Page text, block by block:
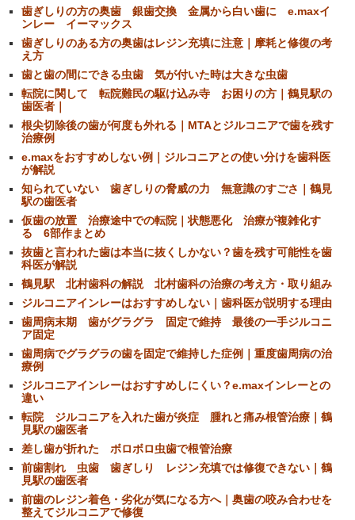
歯ぎしりの方の奥歯 銀歯交換 金属から白い歯に e.maxイ
ンレー イーマックス
歯ぎしりのある方の奥歯はレジン充填に注意｜摩耗と修復の考
え方
歯と歯の間にできる虫歯 気が付いた時は大きな虫歯
転院に関して 転院難民の駆け込み寺 お困りの方｜鶴見駅の
歯医者｜
根尖切除後の歯が何度も外れる｜MTAとジルコニアで歯を残す
治療例
e.maxをおすすめしない例｜ジルコニアとの使い分けを歯科医
が解説
知られていない 歯ぎしりの脅威の力 無意識のすごさ｜鶴見
駅の歯医者
仮歯の放置 治療途中での転院｜状態悪化 治療が複雑化す
る 6部作まとめ
抜歯と言われた歯は本当に抜くしかない？歯を残す可能性を歯
科医が解説
鶴見駅 北村歯科の解説 北村歯科の治療の考え方・取り組み
ジルコニアインレーはおすすめしない｜歯科医が説明する理由
歯周病末期 歯がグラグラ 固定で維持 最後の一手ジルコニ
ア固定
歯周病でグラグラの歯を固定で維持した症例｜重度歯周病の治
療例
ジルコニアインレーはおすすめしにくい？e.maxインレーとの
違い
転院 ジルコニアを入れた歯が炎症 腫れと痛み根管治療｜鶴
見駅の歯医者
差し歯が折れた ボロボロ虫歯で根管治療
前歯割れ 虫歯 歯ぎしり レジン充填では修復できない｜鶴
見駅の歯医者
前歯のレジン着色・劣化が気になる方へ｜奥歯の咬み合わせを
整えてジルコニアで修復